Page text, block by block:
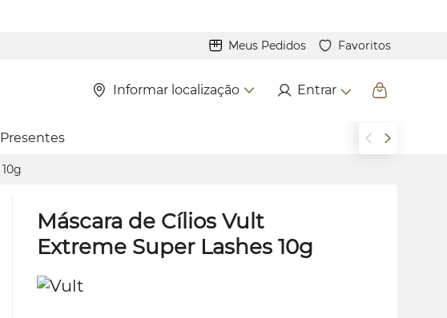
Meus Pedidos Favoritos
Informar localização Entrar
Presentes
10g
Máscara de Cílios Vult
Extreme Super Lashes 10g